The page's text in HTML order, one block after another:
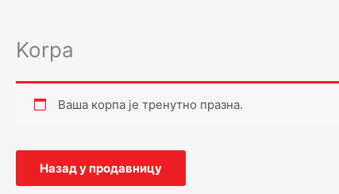
Korpa
Ваша корпа је тренутно празна.
Назад у продавницу